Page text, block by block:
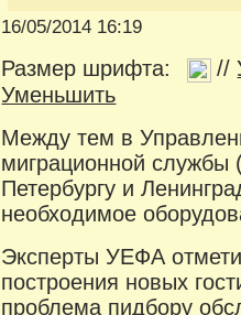
16/05/2014 16:19
Размер шрифта: //
Уменьшить
Между тем в
миграционной
Петербургу и
необходимое
Эксперты УЕФА
построения новых
проблема пидбору